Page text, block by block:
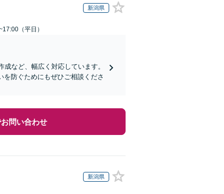
新潟県
（平日）
など、幅広く対応しています。
防ぐためにもぜひご相談くださ
問い合わせ
新潟県